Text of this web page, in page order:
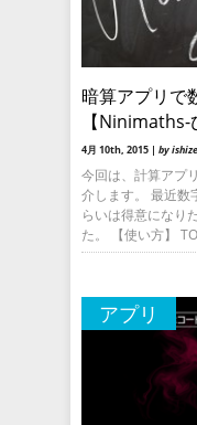
暗算アプリで
【Ninimaths-
4月 10th, 2015 | by
今回は、計算アプ
介します。 最近数
らいは得意になり
た。 【使い方】
アプリ